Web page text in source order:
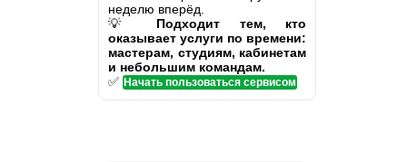
неделю вперёд.
💡 Подходит тем, кто
оказывает услуги по времени:
мастерам, студиям, кабинетам
и небольшим командам.
✅ Начать пользоваться сервисом